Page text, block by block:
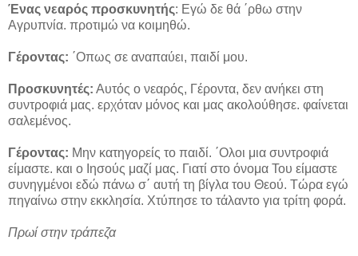
Ένας νεαρός προσκυνητής: Εγώ δε θά ΄ρθω στην
Αγρυπνία. προτιμώ να κοιμηθώ.
Γέροντας: ΄Οπως σε αναπαύει, παιδί μου.
Προσκυνητές: Αυτός ο νεαρός, Γέροντα, δεν ανήκει στη
συντροφιά μας. ερχόταν μόνος και μας ακολούθησε. φαίνεται
σαλεμένος.
Γέροντας: Μην κατηγορείς το παιδί. ΄Ολοι μια συντροφιά
είμαστε. και ο Ιησούς μαζί μας. Γιατί στο όνομα Του είμαστε
συνηγμένοι εδώ πάνω σ΄ αυτή τη βίγλα του Θεού. Τώρα εγώ
πηγαίνω στην εκκλησία. Χτύπησε το τάλαντο για τρίτη φορά.
Πρωί στην τράπεζα